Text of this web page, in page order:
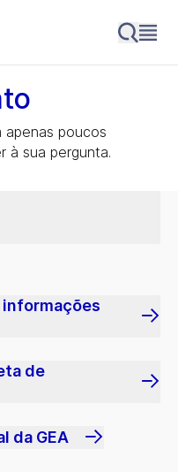
apenas poucos
à sua pergunta.
de
da GEA